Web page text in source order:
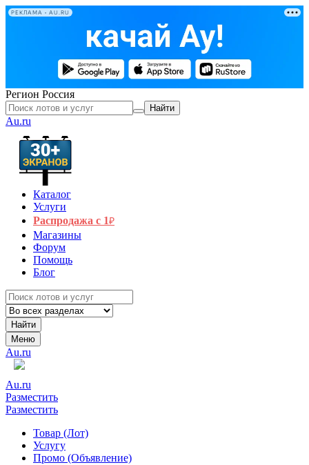
РЕКЛАМА • AU.RU
Регион Россия
Найти
Au.ru
Каталог
Услуги
Распродажа с 1₽
Магазины
Форум
Помощь
Блог
Найти
Меню
Au.ru
Au.ru
Разместить
Разместить
Товар (Лот)
Услугу
Промо (Объявление)